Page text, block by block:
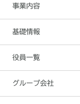
事業内容
基礎情報
役員一覧
グループ会社